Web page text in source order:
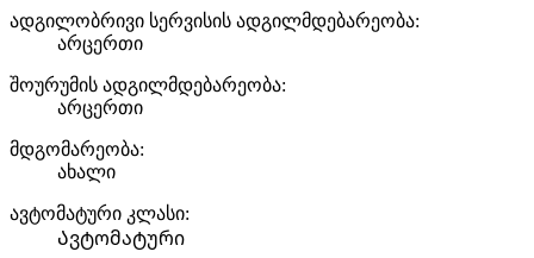
ადგილობრივი სერვისის ადგილმდებარეობა:
არცერთი
შოურუმის ადგილმდებარეობა:
არცერთი
მდგომარეობა:
ახალი
ავტომატური კლასი:
Ავტომატური